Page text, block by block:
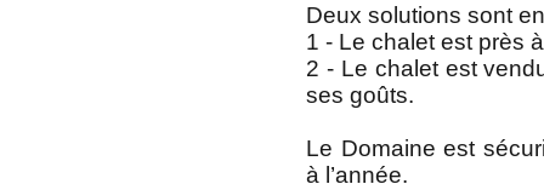
Deux solutions sont
1 - Le chalet est près
2 - Le chalet est
ses goûts.
Le Domaine est
à l’année.